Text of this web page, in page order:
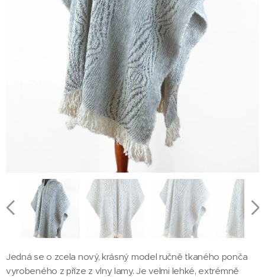
Jedná se o zcela nový, krásný model ručně tkaného ponča
vyrobeného z příze z vlny lamy. Je velmi lehké, extrémně